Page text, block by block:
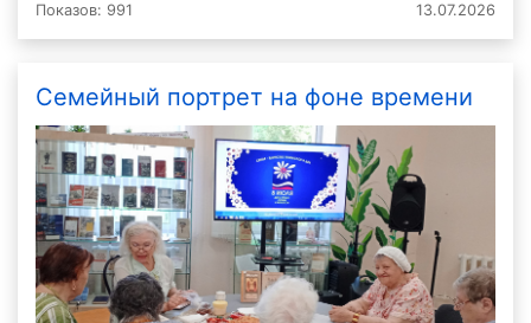
Показов: 991 13.07.2026
Семейный портрет на фоне времени